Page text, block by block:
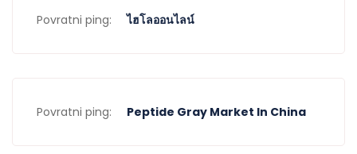
Povratni ping: ไฮโลออนไลน์
Povratni ping: Peptide Gray Market In China